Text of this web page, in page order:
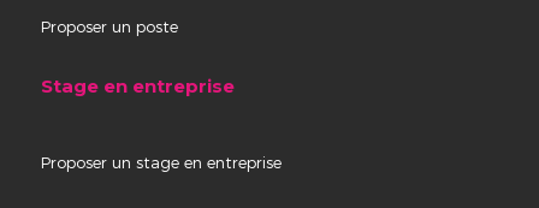
Proposer un poste
Stage en entreprise
Proposer un stage en entreprise